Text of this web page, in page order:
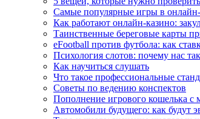
Самые популярные игры в
Как работают онлайн-казино:
Таинственные береговые карты
eFootball против футбола: как
Психология слотов: почему нас
Как научиться слушать
Что такое профессиональные
Советы по ведению конспектов
Пополнение игрового кошелька
Автомобили будущего: как будут